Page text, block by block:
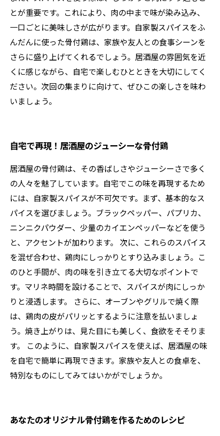
とが重要です。これにより、肉の中まで味が染み込み、
一口ごとに美味しさが広がります。自家製スパイスをふ
んだんに使った骨付鶏は、家族や友人との食事シーンを
さらに盛り上げてくれるでしょう。居酒屋の雰囲気を近
くに感じながら、自宅で楽しむひとときを大切にしてく
ださい。次回の集まりに向けて、ぜひこの楽しさを味わ
いましょう。
自宅で再現！居酒屋のジューシーな骨付鶏
居酒屋の骨付鶏は、その香ばしさやジューシーさで多く
の人々を魅了しています。自宅でこの味を再現するため
には、自家製スパイスが不可欠です。まず、基本的なス
パイスを選びましょう。ブラックペッパー、パプリカ、
ニンニクパウダー、少量のカイエンペッパーなどを使う
と、アクセントが加わります。 次に、これらのスパイス
を混ぜ合わせ、鶏肉にしっかりとすり込みましょう。こ
のひと手間が、肉の味を引き立てる大切なポイントで
す。マリネ時間を設けることで、スパイスが肉にしっか
りと浸透します。 さらに、オーブンやグリルで焼く際
は、鶏肉の皮がパリッとするように注意を払いましょ
う。焼き上がりは、見た目にも美しく、食欲をそそりま
す。 このように、自家製スパイスを使えば、居酒屋の味
を自宅で簡単に再現できます。家族や友人との食卓を、
特別なものにしてみてはいかがでしょうか。
あなたのオリジナル骨付鶏を作るためのレシピ